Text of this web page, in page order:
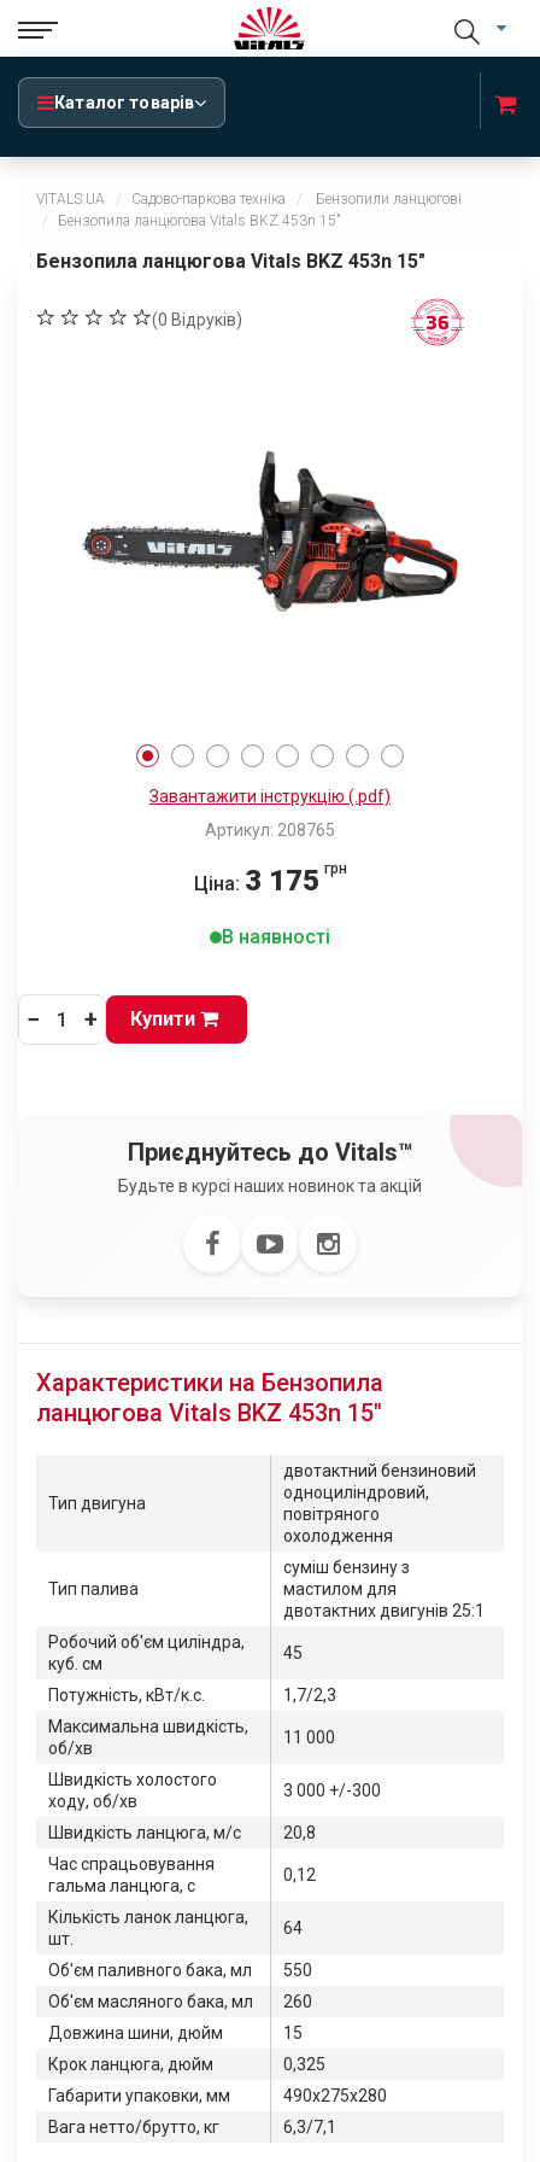
Каталог товарів
VITALS.UA Садово-паркова техніка
Бензопили ланцюгові
Бензопила ланцюгова Vitals BKZ 453n 15"
Бензопила ланцюгова Vitals BKZ 453n 15"
(0 Відруків)
Завантажити інструкцію (.pdf)
Артикул: 208765
Ціна: 3 175 грн
В наявності
− + Купити
Приєднуйтесь до Vitals™
Будьте в курсі наших новинок та акцій
Характеристики на Бензопила
ланцюгова Vitals BKZ 453n 15"
Тип двигуна
двотактний бензиновий
одноциліндровий,
повітряного
охолодження
Тип палива
суміш бензину з
мастилом для
двотактних двигунів 25:1
Робочий об'єм циліндра,
куб. см
45
Потужність, кВт/к.с.
1,7/2,3
Максимальна швидкість,
об/хв
11 000
Швидкість холостого
ходу, об/хв
3 000 +/-300
Швидкість ланцюга, м/c
20,8
Час спрацьовування
гальма ланцюга, с
0,12
Кількість ланок ланцюга,
шт.
64
Об'єм паливного бака, мл
550
Об'єм масляного бака, мл
260
Довжина шини, дюйм
15
Крок ланцюга, дюйм
0,325
Габарити упаковки, мм
490х275х280
Вага нетто/брутто, кг
6,3/7,1